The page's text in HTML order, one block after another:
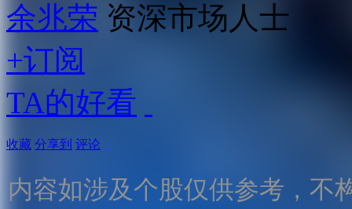
余兆荣 资深市场人士
+订阅
TA的好看
收藏 分享到 评论
内容如涉及个股仅供参考，不